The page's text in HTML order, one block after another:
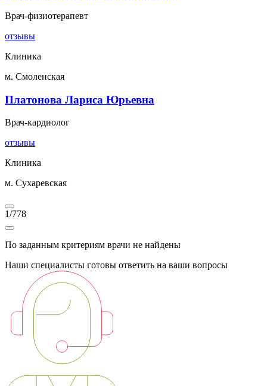
Врач-физиотерапевт
отзывы
Клиника
м. Смоленская
Платонова Лариса Юрьевна
Врач-кардиолог
отзывы
Клиника
м. Сухаревская
1/778
По заданным критериям врачи не найдены
Наши специалисты готовы ответить на ваши вопросы